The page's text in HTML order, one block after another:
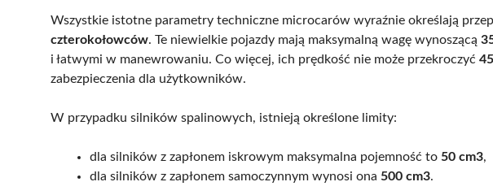
Wszystkie istotne parametry techniczne microcarów wyraźnie określają
czterokołowców. Te niewielkie pojazdy mają maksymalną wagę wynoszącą
i łatwymi w manewrowaniu. Co więcej, ich prędkość nie może przekroczyć
zabezpieczenia dla użytkowników.
W przypadku silników spalinowych, istnieją określone limity:
dla silników z zapłonem iskrowym maksymalna pojemność to 50 cm3,
dla silników z zapłonem samoczynnym wynosi ona 500 cm3.